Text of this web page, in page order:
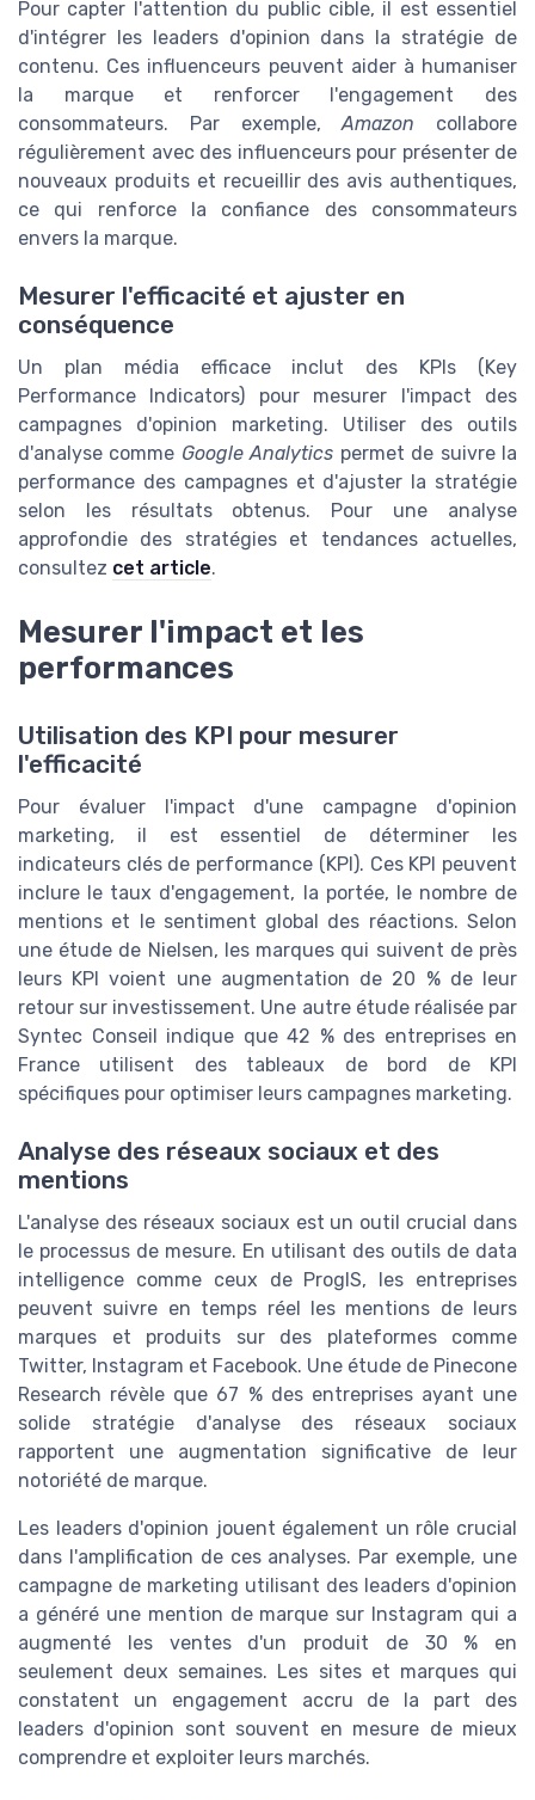
Pour capter l'attention du public cible, il est essentiel
d'intégrer les leaders d'opinion dans la stratégie de
contenu. Ces influenceurs peuvent aider à humaniser
la marque et renforcer l'engagement des
consommateurs. Par exemple,Amazon collabore
régulièrement avec des influenceurs pour présenter de
nouveaux produits et recueillir des avis authentiques,
ce qui renforce la confiance des consommateurs
envers la marque.
Mesurer l'efficacité et ajuster en
conséquence
Un plan média efficace inclut des KPIs (Key
Performance Indicators) pour mesurer l'impact des
campagnes d'opinion marketing. Utiliser des outils
d'analyse comme Google Analytics permet de suivre la
performance des campagnes et d'ajuster la stratégie
selon les résultats obtenus. Pour une analyse
approfondie des stratégies et tendances actuelles,
consultez cet article.
Mesurer l'impact et les
performances
Utilisation des KPI pour mesurer
l'efficacité
Pour évaluer l'impact d'une campagne d'opinion
marketing, il est essentiel de déterminer les
indicateurs clés de performance (KPI). Ces KPI peuvent
inclure le taux d'engagement, la portée, le nombre de
mentions et le sentiment global des réactions. Selon
une étude de Nielsen, les marques qui suivent de près
leurs KPI voient une augmentation de 20 % de leur
retour sur investissement. Une autre étude réalisée par
Syntec Conseil indique que 42 % des entreprises en
France utilisent des tableaux de bord de KPI
spécifiques pour optimiser leurs campagnes marketing.
Analyse des réseaux sociaux et des
mentions
L'analyse des réseaux sociaux est un outil crucial dans
le processus de mesure. En utilisant des outils de data
intelligence comme ceux de ProgIS, les entreprises
peuvent suivre en temps réel les mentions de leurs
marques et produits sur des plateformes comme
Twitter, Instagram et Facebook. Une étude de Pinecone
Research révèle que 67 % des entreprises ayant une
solide stratégie d'analyse des réseaux sociaux
rapportent une augmentation significative de leur
notoriété de marque.
Les leaders d'opinion jouent également un rôle crucial
dans l'amplification de ces analyses. Par exemple, une
campagne de marketing utilisant des leaders d'opinion
a généré une mention de marque sur Instagram qui a
augmenté les ventes d'un produit de 30 % en
seulement deux semaines. Les sites et marques qui
constatent un engagement accru de la part des
leaders d'opinion sont souvent en mesure de mieux
comprendre et exploiter leurs marchés.